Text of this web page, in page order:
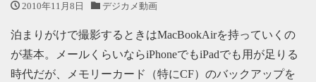
2010年11月8日 デジカメ動画
泊まりがけで撮影するときはMacBookAirを持っていくの
が基本。メールくらいならiPhoneでもiPadでも用が足りる
時代だが、メモリーカード（特にCF）のバックアップを